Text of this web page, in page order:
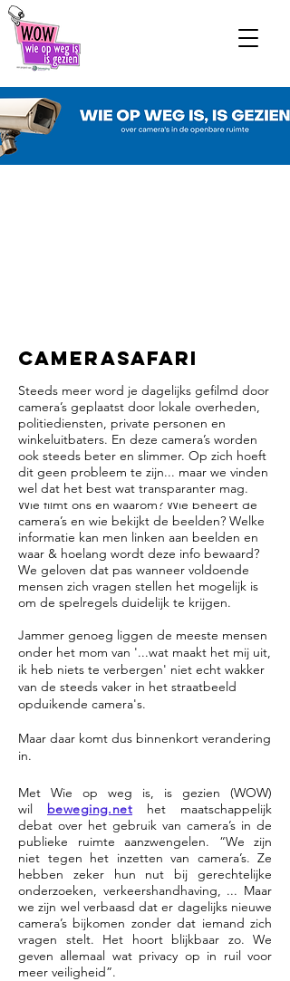
Camerasafari
Steeds meer word je dagelijks gefilmd door
camera’s geplaatst door lokale overheden,
politiediensten, private personen en
winkeluitbaters. En deze camera’s worden
ook steeds beter en slimmer. Op zich hoeft
dit geen probleem te zijn... maar we vinden
wel dat het best wat transparanter mag.
Wie filmt ons en waarom? Wie beheert de
camera’s en wie bekijkt de beelden? Welke
informatie kan men linken aan beelden en
waar & hoelang wordt deze info bewaard?
We geloven dat pas wanneer voldoende
mensen zich vragen stellen het mogelijk is
om de spelregels duidelijk te krijgen.
Jammer genoeg liggen de meeste mensen
onder het mom van '...wat maakt het mij uit,
ik heb niets te verbergen' niet echt wakker
van de steeds vaker in het straatbeeld
opduikende camera's.
Maar daar komt dus binnenkort verandering
in.
Met Wie op weg is, is gezien (WOW)
wil beweging.net het maatschappelijk
debat over het gebruik van camera’s in de
publieke ruimte aanzwengelen. “We zijn
niet tegen het inzetten van camera’s. Ze
hebben zeker hun nut bij gerechtelijke
onderzoeken, verkeershandhaving, ... Maar
we zijn wel verbaasd dat er dagelijks nieuwe
camera’s bijkomen zonder dat iemand zich
vragen stelt. Het hoort blijkbaar zo. We
geven allemaal wat privacy op in ruil voor
meer veiligheid”.